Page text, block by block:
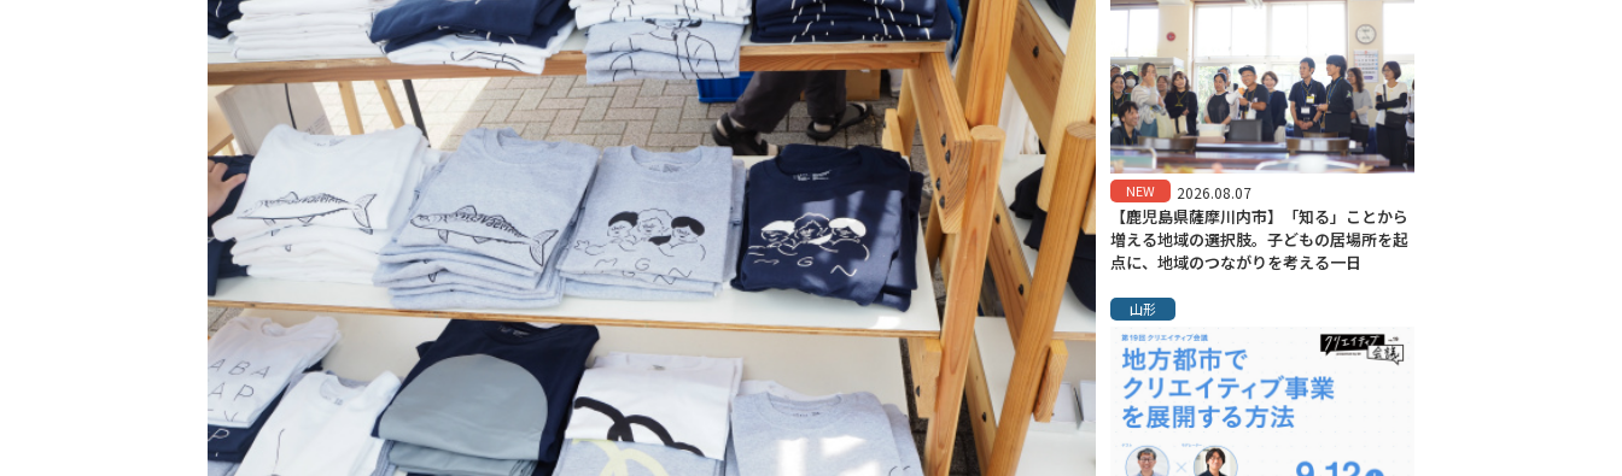
NEW 2026.08.07
【鹿児島県薩摩川内市】「知る」ことから
増える地域の選択肢。子どもの居場所を起
点に、地域のつながりを考える一日
山形